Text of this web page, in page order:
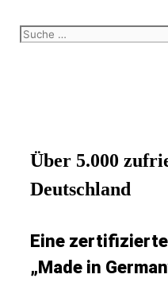
Zum
Inhalt
Suche
Über 5.000
Deutschland
Eine
„Made in